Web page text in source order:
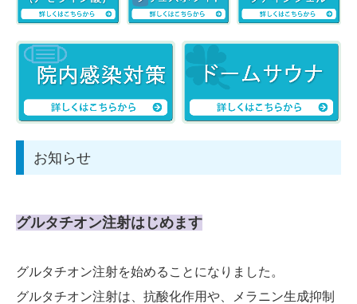
お知らせ
グルタチオン注射はじめます
グルタチオン注射を始めることになりました。
グルタチオン注射は、抗酸化作用や、メラニン生成抑制